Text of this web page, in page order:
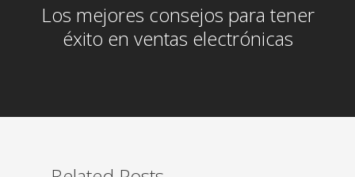
Los mejores consejos para tener
éxito en ventas electrónicas